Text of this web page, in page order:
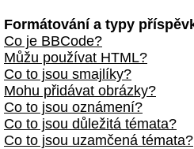
Formátování a typy
Co je BBCode?
Můžu používat HTML?
Co to jsou smajlíky?
Mohu přidávat obrázky?
Co to jsou oznámení?
Co to jsou důležitá témata?
Co to jsou uzamčená témata?